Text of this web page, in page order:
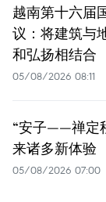
越南第十六届
议：将建筑与
和弘扬相结合
05/08/2026 08:11
“安子——禅定
来诸多新体验
05/08/2026 07:00